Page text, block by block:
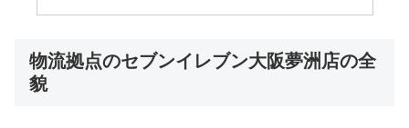
物流拠点のセブンイレブン大阪夢洲店の全
貌